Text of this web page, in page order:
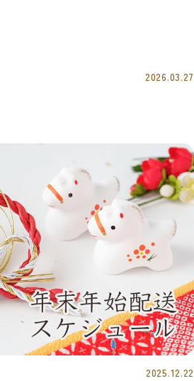
2026.03.27
2025.12.22